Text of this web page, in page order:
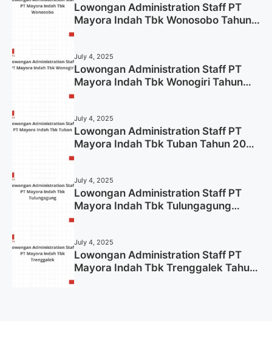
Lowongan Administration Staff PT
Mayora Indah Tbk Wonosobo Tahun
July 4, 2025
Lowongan Administration Staff PT
Mayora Indah Tbk Wonogiri Tahun
July 4, 2025
Lowongan Administration Staff PT
Mayora Indah Tbk Tuban Tahun 2025
July 4, 2025
Lowongan Administration Staff PT
Mayora Indah Tbk Tulungagung
July 4, 2025
Lowongan Administration Staff PT
Mayora Indah Tbk Trenggalek Tahun